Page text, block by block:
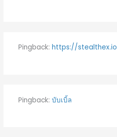
Pingback: https://stealthex.io
Pingback: บับเบิ้ล